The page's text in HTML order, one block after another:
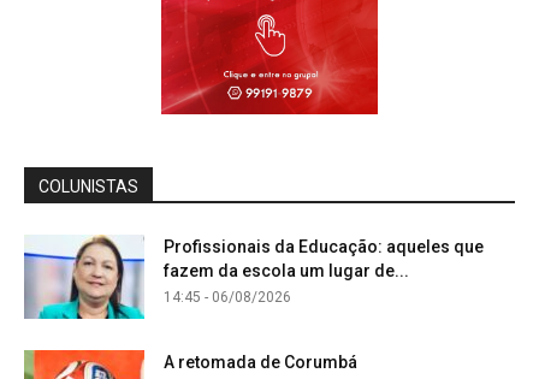
COLUNISTAS
Profissionais da Educação: aqueles que
fazem da escola um lugar de...
14:45 - 06/08/2026
A retomada de Corumbá